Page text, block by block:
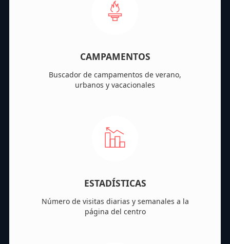
CAMPAMENTOS
Buscador de campamentos de verano,
urbanos y vacacionales
ESTADÍSTICAS
Número de visitas diarias y semanales a la
página del centro